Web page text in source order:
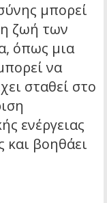
μπορεί
ζωή των
όπως μια
να
σταθεί στο
ενέργειας
και βοηθάει